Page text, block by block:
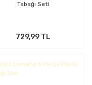
Tabağı Seti
729,99 TL